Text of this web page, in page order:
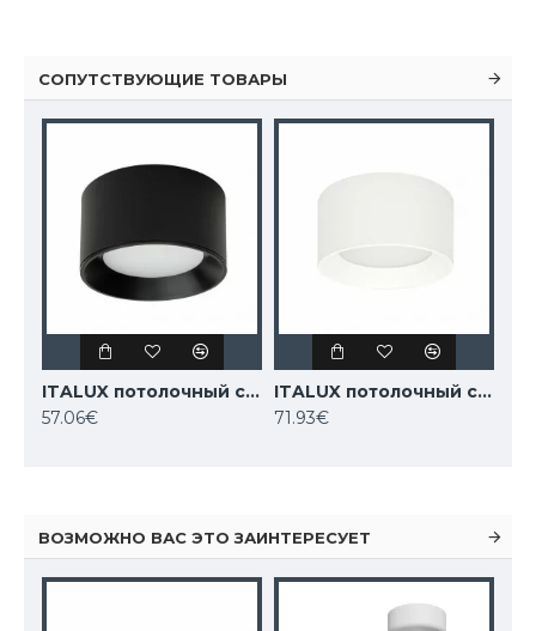
СОПУТСТВУЮЩИЕ ТОВАРЫ
ITALUX потолочный светильник LED, 8W, 4000K, 552lm, Sirius WG-604A/BJ-WW/MULTI
57.06€
ITALUX потолочный светильник LED, 13W, 4000K, 1500lm, Sirius WG-606A/WK-WW/MULTI
71.93€
ВОЗМОЖНО ВАС ЭТО ЗАИНТЕРЕСУЕТ